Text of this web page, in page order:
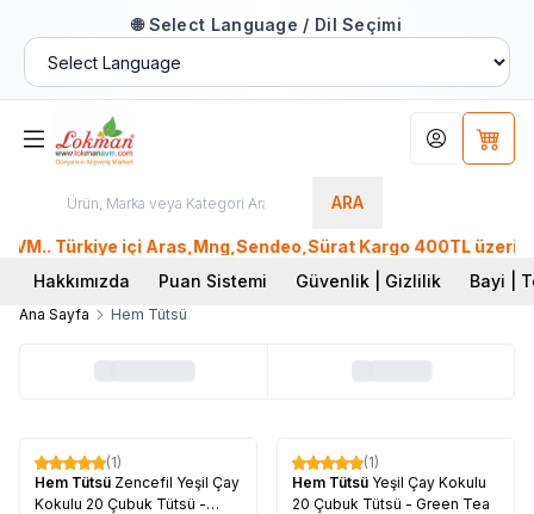
🌐 Select Language / Dil Seçimi
ARA
Hesabım
Türkiye içi Aras,Mng,Sendeo,Sürat Kargo 400TL üzeri,
Hakkımızda
Puan Sistemi Güvenlik | Gizlilik Bayi |
Ana Sayfa Hem Tütsü
%17
(1)
Hem Tütsü Zencefil Yeşil Çay
Kokulu 20 Çubuk Tütsü -
%17
(1)
Hem Tütsü Yeşil Çay Kokulu
20 Çubuk Tütsü - Green Tea